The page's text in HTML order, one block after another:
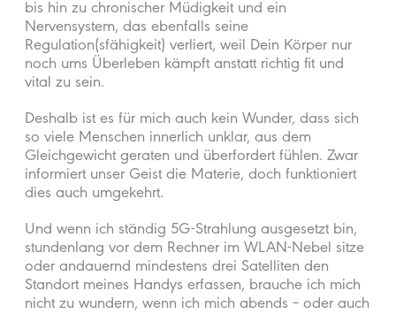
bis hin zu chronischer Müdigkeit und ein
Nervensystem, das ebenfalls seine
Regulation(sfähigkeit) verliert, weil Dein Körper nur
noch ums Überleben kämpft anstatt richtig fit und
vital zu sein.
Deshalb ist es für mich auch kein Wunder, dass sich
so viele Menschen innerlich unklar, aus dem
Gleichgewicht geraten und überfordert fühlen. Zwar
informiert unser Geist die Materie, doch funktioniert
dies auch umgekehrt.
Und wenn ich ständig 5G-Strahlung ausgesetzt bin,
stundenlang vor dem Rechner im WLAN-Nebel sitze
oder andauernd mindestens drei Satelliten den
Standort meines Handys erfassen, brauche ich mich
nicht zu wundern, wenn ich mich abends – oder auch